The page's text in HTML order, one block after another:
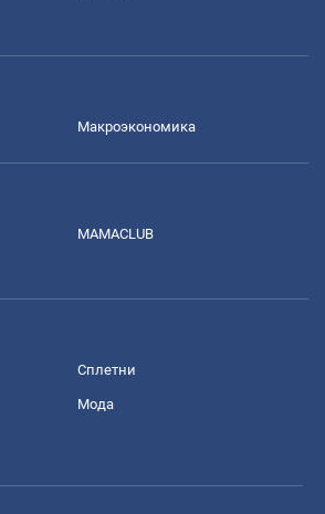
Mакроэкономика
MAMACLUB
Сплетни
Мода